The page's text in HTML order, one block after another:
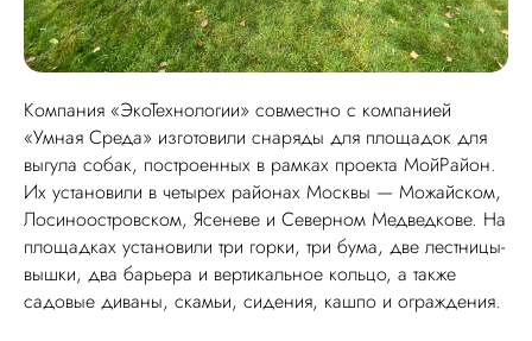
Компания «ЭкоТехнологии» совместно с компанией
«Умная Среда» изготовили снаряды для площадок для
выгула собак, построенных в рамках проекта МойРайон.
Их установили в четырех районах Москвы — Можайском,
Лосиноостровском, Ясеневе и Северном Медведкове. На
площадках установили три горки, три бума, две лестницы-
вышки, два барьера и вертикальное кольцо, а также
садовые диваны, скамьи, сидения, кашпо и ограждения.